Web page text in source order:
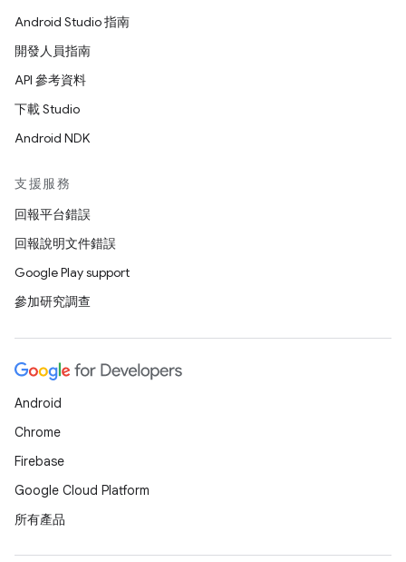
Android Studio 指南
開發人員指南
API 參考資料
下載 Studio
Android NDK
支援服務
回報平台錯誤
回報說明文件錯誤
Google Play support
參加研究調查
Android
Chrome
Firebase
Google Cloud Platform
所有產品